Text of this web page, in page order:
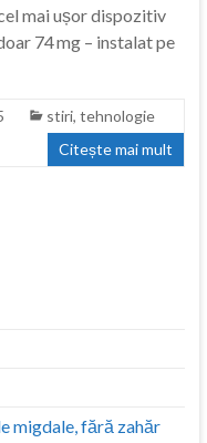
mai ușor dispozitiv
74 mg – instalat pe
stiri, tehnologie
Citește mai mult
migdale, fără zahăr